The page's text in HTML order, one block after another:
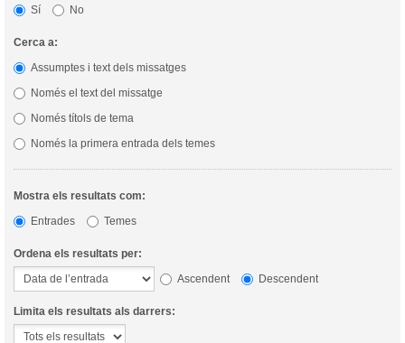
Sí
No
Cerca a:
Assumptes i text dels missatges
Només el text del missatge
Només títols de tema
Només la primera entrada dels temes
Mostra els resultats com:
Entrades
Temes
Ordena els resultats per:
Ascendent
Descendent
Limita els resultats als darrers: